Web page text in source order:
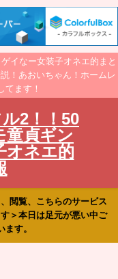
イなー女装子オネエ的まと
！あおいちゃん！ホームレ
てます！
2！！50
童貞ギン
オネエ的
閲覧、こちらのサービス
＞本日は足元が悪い中ご
ます。